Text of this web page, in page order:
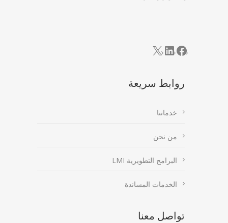
Facebook
LinkedIn
X
روابط سريعة
خدماتنا
من نحن
البرامج التطويرية LMI
الخدمات المساندة
تواصل معنا